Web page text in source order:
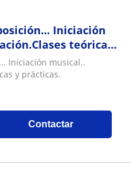
Iniciación
teóricas
Iniciación musical..
y prácticas.
Contactar